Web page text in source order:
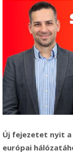
Új fejezetet nyit a
európai